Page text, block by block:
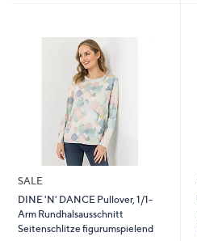
SALE
DINE 'N' DANCE Pullover, 1/1-
Arm Rundhalsausschnitt
Seitenschlitze figurumspielend